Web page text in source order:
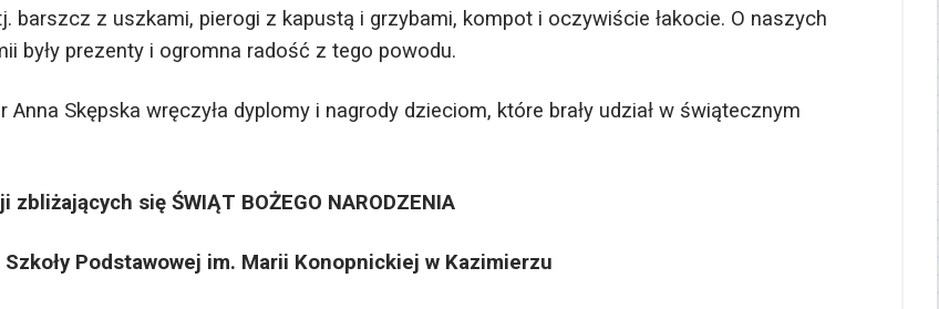
barszcz z uszkami, pierogi z kapustą i grzybami, kompot i oczywiście łakocie. O naszych
były prezenty i ogromna radość z tego powodu.
Skępska wręczyła dyplomy i nagrody dzieciom, które brały udział w świątecznym
zbliżających się ŚWIĄT BOŻEGO NARODZENIA
Podstawowej im. Marii Konopnickiej w Kazimierzu